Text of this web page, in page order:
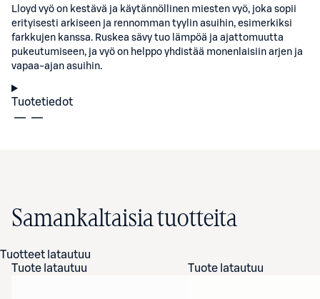
Lloyd vyö on kestävä ja käytännöllinen miesten vyö, joka sopii
erityisesti arkiseen ja rennomman tyylin asuihin, esimerkiksi
farkkujen kanssa. Ruskea sävy tuo lämpöä ja ajattomuutta
pukeutumiseen, ja vyö on helppo yhdistää monenlaisiin arjen ja
vapaa-ajan asuihin.
Tuotetiedot
Samankaltaisia tuotteita
Tuotteet latautuu
Tuote latautuu
Tuote latautuu